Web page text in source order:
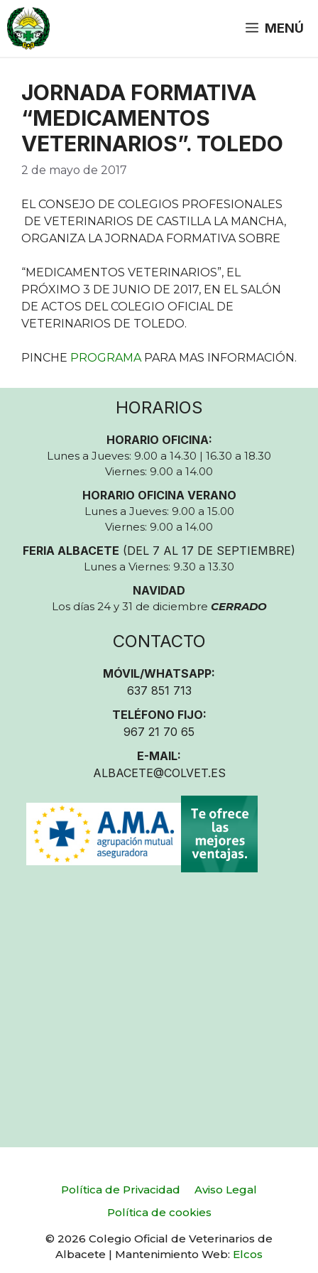
Saltar
al
contenido
MENÚ
JORNADA FORMATIVA
“MEDICAMENTOS
VETERINARIOS”. TOLEDO
2 de mayo de 2017
EL CONSEJO DE COLEGIOS PROFESIONALES
DE VETERINARIOS DE CASTILLA LA MANCHA,
ORGANIZA LA JORNADA FORMATIVA SOBRE
“MEDICAMENTOS VETERINARIOS”, EL
PRÓXIMO 3 DE JUNIO DE 2017, EN EL SALÓN
DE ACTOS DEL COLEGIO OFICIAL DE
VETERINARIOS DE TOLEDO.
PINCHE PROGRAMAPARA MAS INFORMACIÓN.
HORARIOS
HORARIO OFICINA:
Lunes a Jueves: 9.00 a 14.30 | 16.30 a 18.30
Viernes: 9.00 a 14.00
HORARIO OFICINA VERANO
Lunes a Jueves: 9.00 a 15.00
Viernes: 9.00 a 14.00
FERIA ALBACETE (DEL 7 AL 17 DE SEPTIEMBRE)
Lunes a Viernes: 9.30 a 13.30
NAVIDAD
Los días 24 y 31 de diciembre CERRADO
CONTACTO
MÓVIL/WHATSAPP:
637 851 713
TELÉFONO FIJO:
967 21 70 65
E-MAIL:
ALBACETE@COLVET.ES
Política de Privacidad
Aviso Legal
Política de cookies
© 2026 Colegio Oficial de Veterinarios de
Albacete | Mantenimiento Web: Elcos